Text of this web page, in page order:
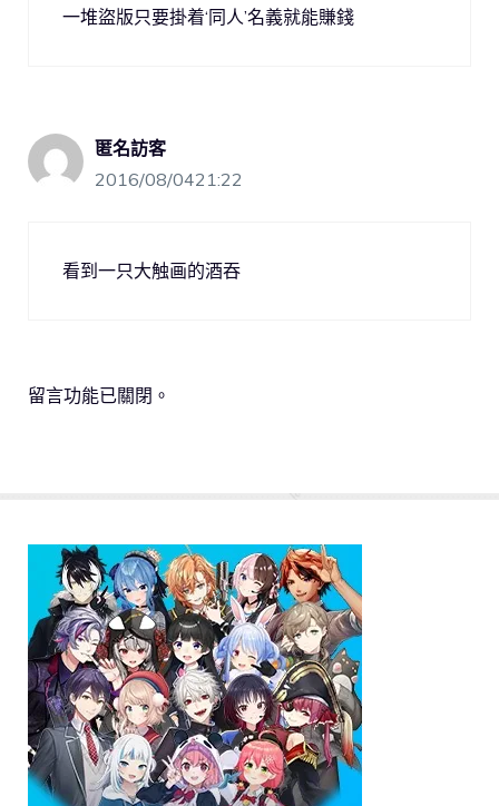
一堆盜版只要掛着‘同人’名義就能賺錢
匿名訪客
2016/08/0421:22
看到一只大触画的酒吞
留言功能已關閉。